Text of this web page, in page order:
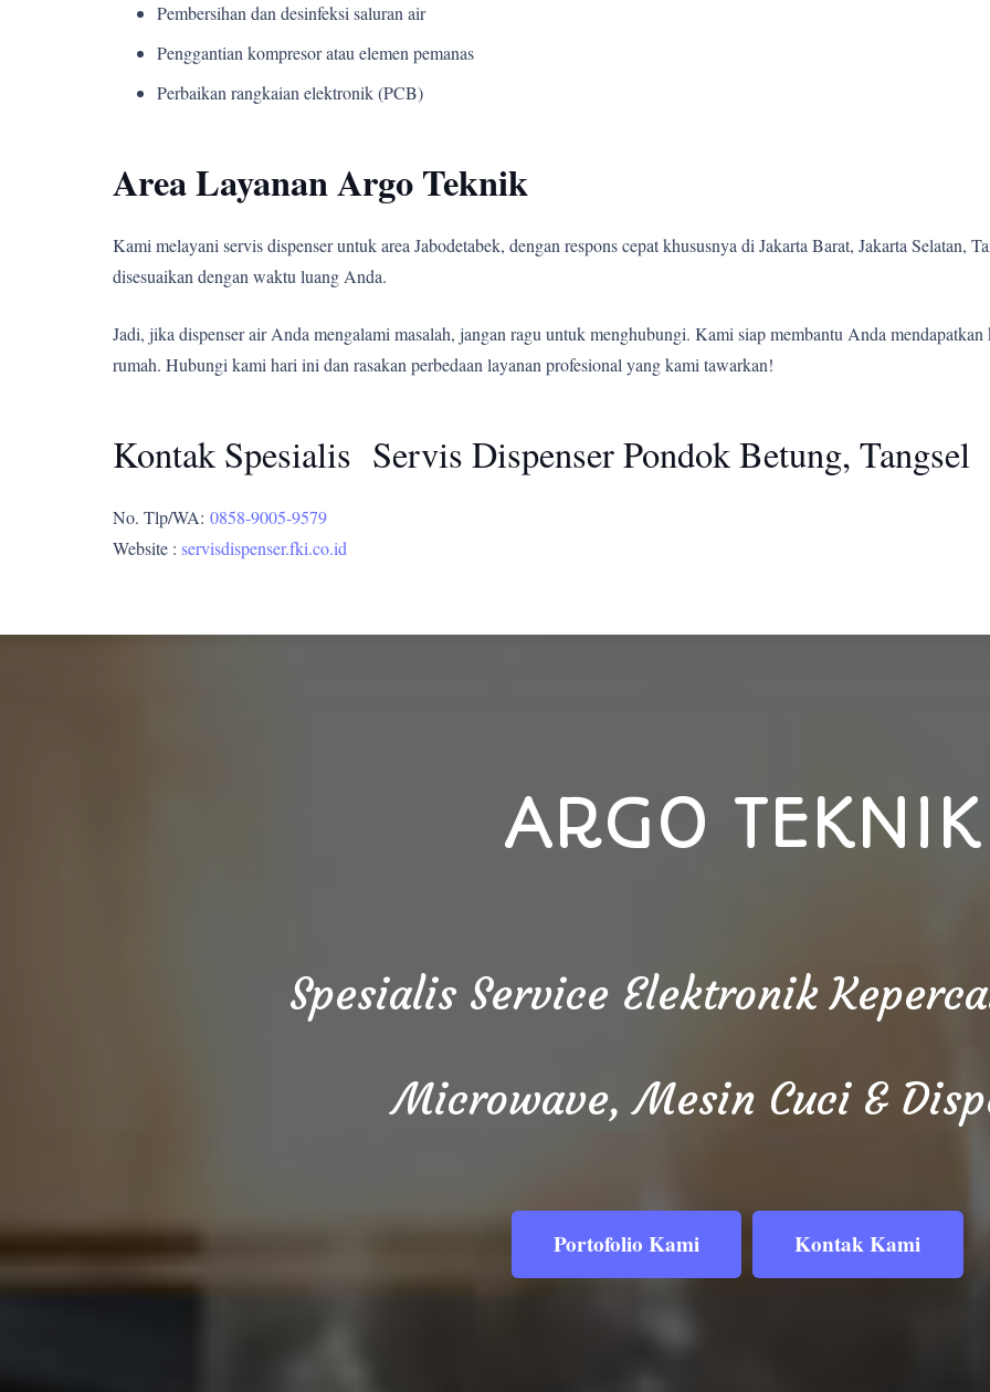
Pembersihan dan desinfeksi saluran air
Penggantian kompresor atau elemen pemanas
Perbaikan rangkaian elektronik (PCB)
Area Layanan Argo Teknik
Kami melayani servis dispenser untuk area Jabodetabek, dengan respons cepat khususnya di Jakarta Barat, Jakarta Selatan,
disesuaikan dengan waktu luang Anda.
Jadi, jika dispenser air Anda mengalami masalah, jangan ragu untuk menghubungi. Kami siap membantu Anda
rumah. Hubungi kami hari ini dan rasakan perbedaan layanan profesional yang kami tawarkan!
Kontak Spesialis Servis Dispenser Pondok Betung, Tangsel
No. Tlp/WA: 0858-9005-9579
Website : servisdispenser.fki.co.id
ARGO TEKNIK
Spesialis Service Elektronik
Microwave, Mesin Cuci &
Portofolio Kami Kontak Kami